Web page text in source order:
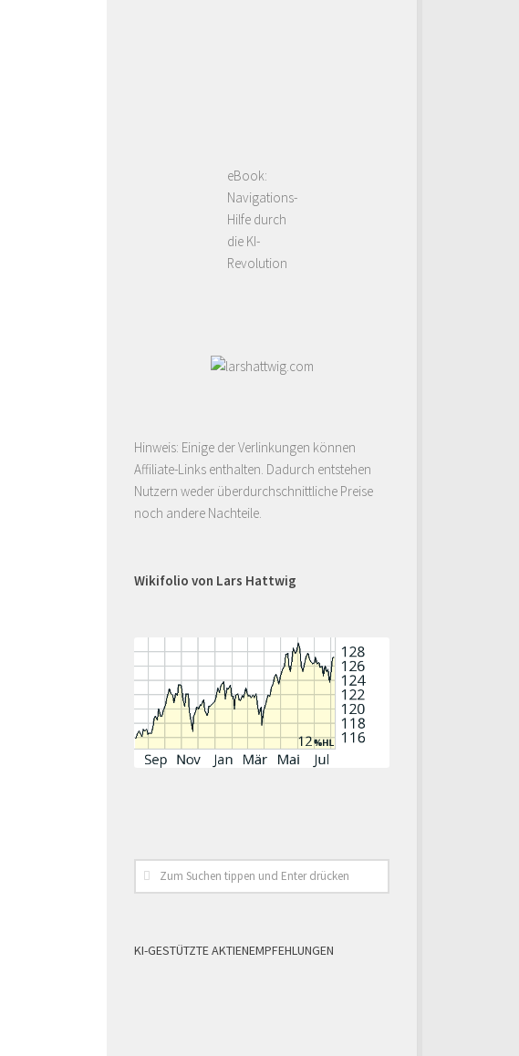
eBook:
Navigations-
Hilfe durch
die KI-
Revolution
Hinweis: Einige der Verlinkungen können
Affiliate-Links enthalten. Dadurch entstehen
Nutzern weder überdurchschnittliche Preise
noch andere Nachteile.
Wikifolio von Lars Hattwig
KI-GESTÜTZTE AKTIENEMPFEHLUNGEN